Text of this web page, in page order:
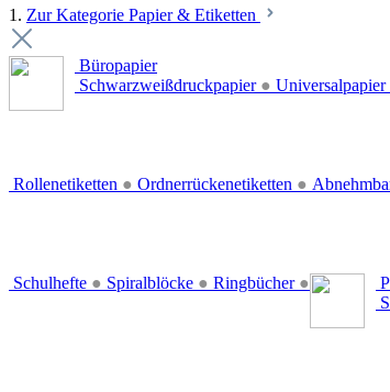
1. Zur Kategorie Papier & Etiketten
Büropapier
Schwarzweißdruckpapier ● Universalpapier
Rollenetiketten ● Ordnerrückenetiketten ●
Schulhefte ● Spiralblöcke ● Ringbücher ●